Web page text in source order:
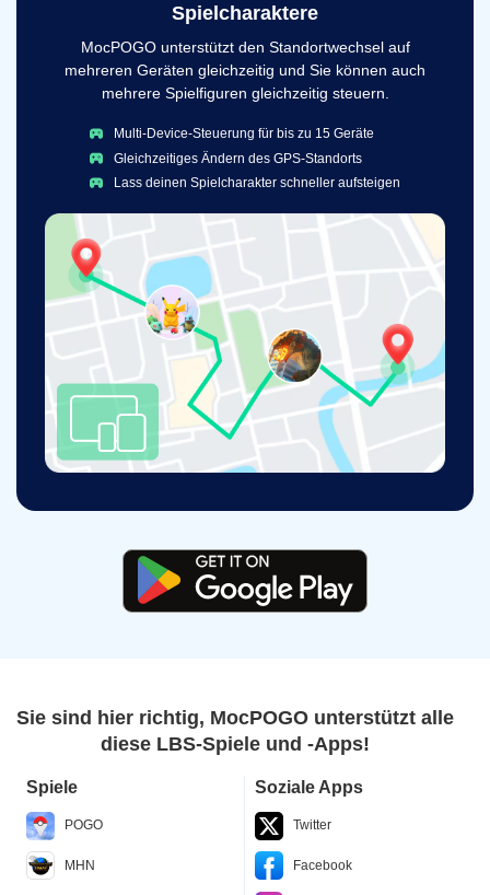
Spielcharaktere
MocPOGO unterstützt den Standortwechsel auf
mehreren Geräten gleichzeitig und Sie können auch
mehrere Spielfiguren gleichzeitig steuern.
Multi-Device-Steuerung für bis zu 15 Geräte
Gleichzeitiges Ändern des GPS-Standorts
Lass deinen Spielcharakter schneller aufsteigen
Sie sind hier richtig, MocPOGO unterstützt alle
diese LBS-Spiele und -Apps!
Spiele
POGO
MHN
Soziale Apps
Twitter
Facebook